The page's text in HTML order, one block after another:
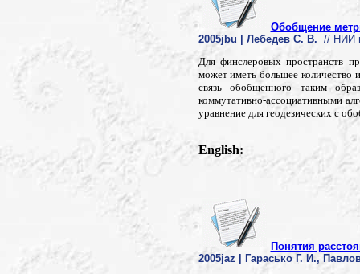
Обобщение
2005jbu | Лебедев С. В. // НИИ
Для финслеровых пространств
может иметь большее количество
связь обобщенного таким
коммутативно-ассоциативными
уравнение для геодезических с
English:
Понятия
2005jaz | Гарасько Г. И.,